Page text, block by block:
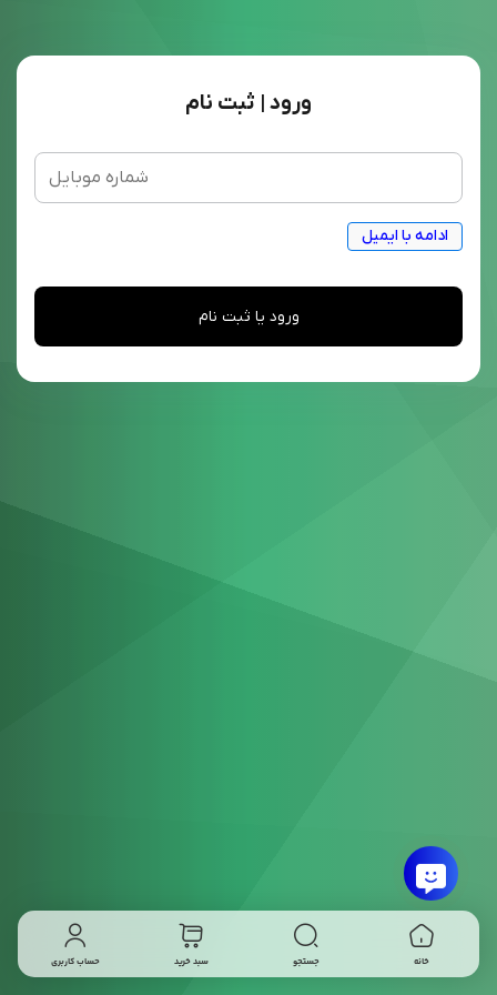
خانه جستجو سبد خرید حساب کاربری
ورود | ثبت نام
ادامه با ایمیل
ورود یا ثبت نام